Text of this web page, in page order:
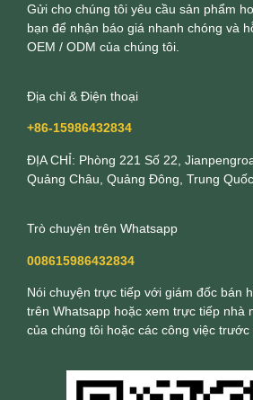
Gửi cho chúng tôi yêu cầu sản phẩm
bạn để nhận báo giá nhanh chóng và
OEM / ODM của chúng tôi.
Địa chỉ & Điện thoại
+86-15986432834
ĐỊA CHỈ: Phòng 221 Số 22,
Quảng Châu, Quảng Đông, Trung Quốc
Trò chuyện trên Whatsapp
008615986432834
Nói chuyện trực tiếp với giám đốc bán
trên Whatsapp hoặc xem trực tiếp nhà
của chúng tôi hoặc các công việc trước